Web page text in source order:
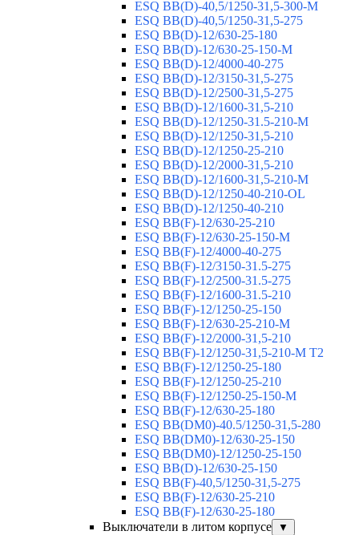
ESQ ВВ(D)-40,5/1250-31,5-300-М
ESQ ВВ(D)-40,5/1250-31,5-275
ESQ ВВ(D)-12/630-25-180
ESQ ВВ(D)-12/630-25-150-М
ESQ ВВ(D)-12/4000-40-275
ESQ ВВ(D)-12/3150-31,5-275
ESQ ВВ(D)-12/2500-31,5-275
ESQ ВВ(D)-12/1600-31,5-210
ESQ ВВ(D)-12/1250-31.5-210-М
ESQ ВВ(D)-12/1250-31,5-210
ESQ ВВ(D)-12/1250-25-210
ESQ BB(D)-12/2000-31,5-210
ESQ BB(D)-12/1600-31,5-210-М
ESQ BB(D)-12/1250-40-210-OL
ESQ BB(D)-12/1250-40-210
ESQ ВВ(F)-12/630-25-210
ESQ ВВ(F)-12/630-25-150-М
ESQ ВВ(F)-12/4000-40-275
ESQ ВВ(F)-12/3150-31.5-275
ESQ ВВ(F)-12/2500-31.5-275
ESQ ВВ(F)-12/1600-31.5-210
ESQ ВВ(F)-12/1250-25-150
ESQ BB(F)-12/630-25-210-М
ESQ BB(F)-12/2000-31,5-210
ESQ BB(F)-12/1250-31,5-210-М T2
ESQ BB(F)-12/1250-25-180
ESQ ВВ(F)-12/1250-25-210
ESQ ВВ(F)-12/1250-25-150-М
ESQ BB(F)-12/630-25-180
ESQ ВВ(DM0)-40.5/1250-31,5-280
ESQ ВВ(DM0)-12/630-25-150
ESQ ВВ(DM0)-12/1250-25-150
ESQ BB(D)-12/630-25-150
ESQ ВВ(F)-40,5/1250-31,5-275
ESQ ВВ(F)-12/630-25-210
ESQ ВВ(F)-12/630-25-180
Выключатели в литом корпусе
▼